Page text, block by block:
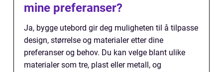
mine preferanser?
Ja, bygge utebord gir deg muligheten til å tilpasse
design, størrelse og materialer etter dine
preferanser og behov. Du kan velge blant ulike
materialer som tre, plast eller metall, og